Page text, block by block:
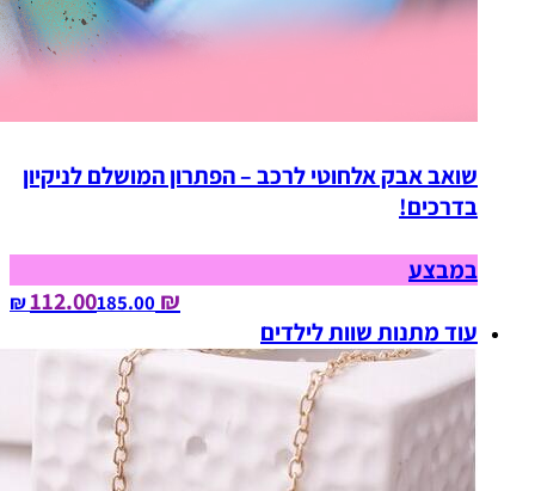
שואב אבק אלחוטי לרכב – הפתרון המושלם לניקיון
בדרכים!
במבצע
₪ 112.00
185.00‏ ₪
עוד מתנות שוות לילדים